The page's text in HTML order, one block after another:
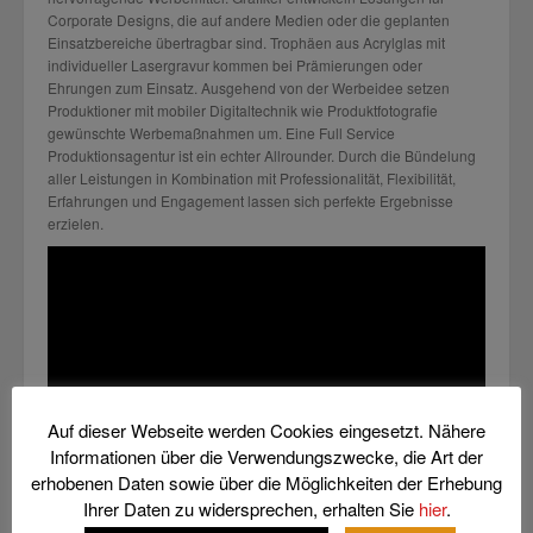
Corporate Designs, die auf andere Medien oder die geplanten
Einsatzbereiche übertragbar sind. Trophäen aus Acrylglas mit
individueller Lasergravur kommen bei Prämierungen oder
Ehrungen zum Einsatz. Ausgehend von der Werbeidee setzen
Produktioner mit mobiler Digitaltechnik wie Produktfotografie
gewünschte Werbemaßnahmen um. Eine Full Service
Produktionsagentur ist ein echter Allrounder. Durch die Bündelung
aller Leistungen in Kombination mit Professionalität, Flexibilität,
Erfahrungen und Engagement lassen sich perfekte Ergebnisse
erzielen.
Auf dieser Webseite werden Cookies eingesetzt. Nähere
Informationen über die Verwendungszwecke, die Art der
erhobenen Daten sowie über die Möglichkeiten der Erhebung
Ihrer Daten zu widersprechen, erhalten Sie hier.